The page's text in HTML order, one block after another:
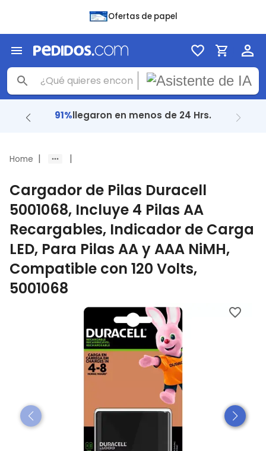
Ofertas de papel
+1Mde entregas.
Home | |
Cargador de Pilas Duracell
5001068, Incluye 4 Pilas AA
Recargables, Indicador de Carga
LED, Para Pilas AA y AAA NiMH,
Compatible con 120 Volts,
5001068